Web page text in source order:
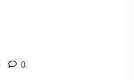
0